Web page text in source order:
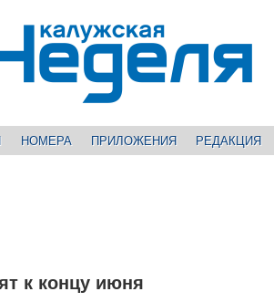
НОМЕРА ПРИЛОЖЕНИЯ РЕДАКЦИЯ
к концу июня